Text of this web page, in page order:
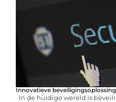
Innovatieve
In de huidige wereld is